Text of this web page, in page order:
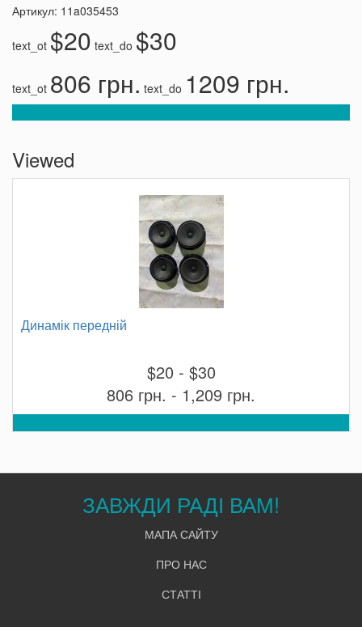
Артикул: 11a035453
text_ot $20 text_do $30
text_ot 806 грн. text_do 1209 грн.
Viewed
Динамік передній
$20 - $30
806 грн. - 1,209 грн.
ЗАВЖДИ РАДІ ВАМ!
МАПА САЙТУ
ПРО НАС
СТАТТІ